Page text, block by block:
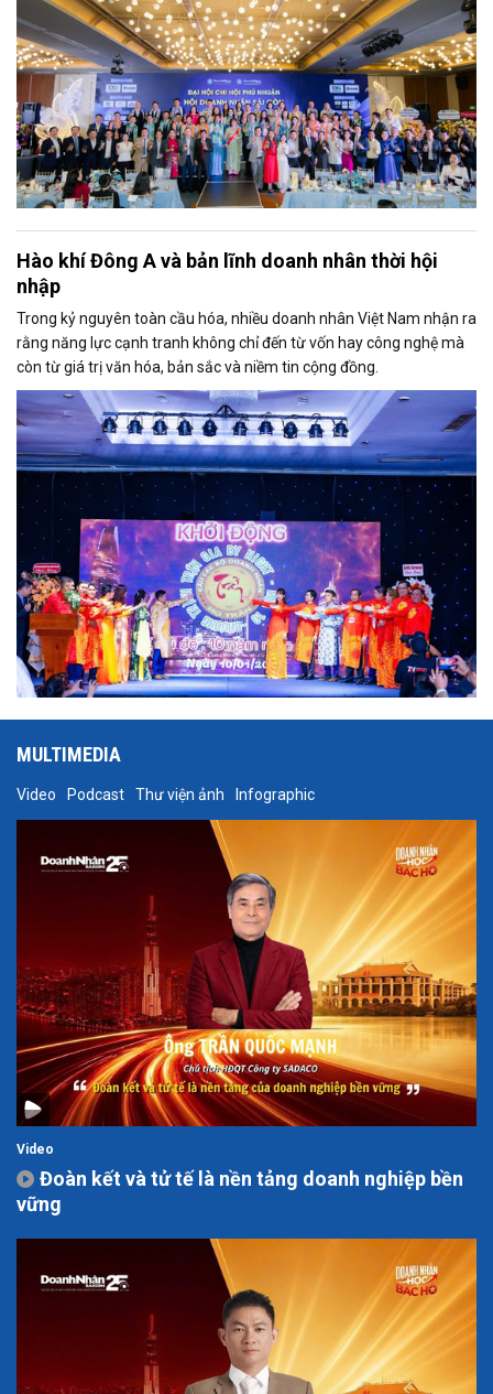
Hào khí Đông A và bản lĩnh doanh nhân thời hội
nhập
Trong kỷ nguyên toàn cầu hóa, nhiều doanh nhân Việt Nam nhận ra
rằng năng lực cạnh tranh không chỉ đến từ vốn hay công nghệ mà
còn từ giá trị văn hóa, bản sắc và niềm tin cộng đồng.
MULTIMEDIA
Video Podcast Thư viện ảnh Infographic
Video
Đoàn kết và tử tế là nền tảng doanh nghiệp bền
vững